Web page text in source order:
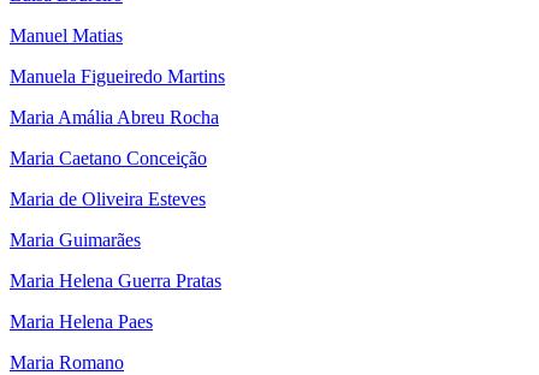
Manuel Matias
Manuela Figueiredo Martins
Maria Amália Abreu Rocha
Maria Caetano Conceição
Maria de Oliveira Esteves
Maria Guimarães
Maria Helena Guerra Pratas
Maria Helena Paes
Maria Romano